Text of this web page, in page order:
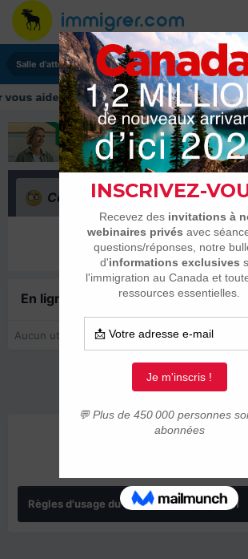
Salle d'attente - échanges de dates
aider tout au long de votre transition
Confus (0)
Il n’y a encore rien ici
En ligne récemment0 membre est en
Aucun utilisateur enregistré regarde cette
Règles d'usage du forum IMMIGRER.COM